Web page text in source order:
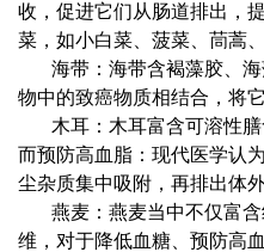
收，促进它们从肠道排出，
菜，如小白菜、菠菜、茼蒿
海带：海带含褐藻胶、
物中的致癌物质相结合，将
木耳：木耳富含可溶性
而预防高血脂：现代医学认
尘杂质集中吸附，再排出体
燕麦：燕麦当中不仅富
维，对于降低血糖、预防高